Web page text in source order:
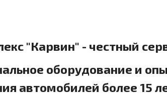
"Карвин" - честный
оборудование и
автомобилей более 15